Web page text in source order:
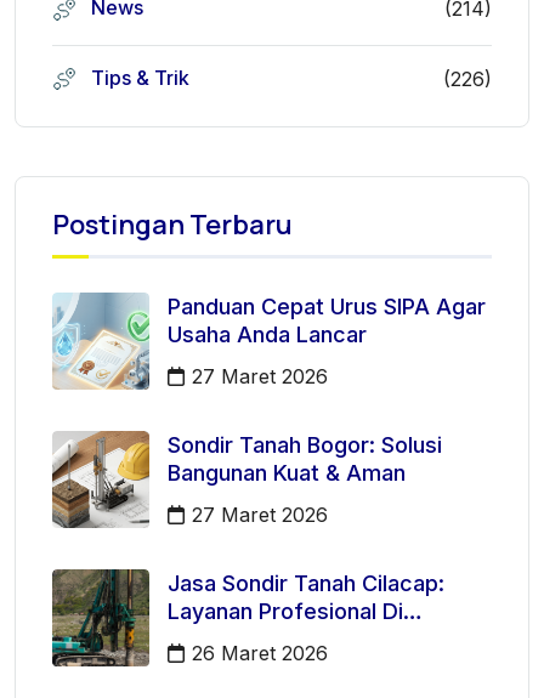
News (214)
Tips & Trik (226)
Postingan Terbaru
Panduan Cepat Urus SIPA Agar
Usaha Anda Lancar
27 Maret 2026
Sondir Tanah Bogor: Solusi
Bangunan Kuat & Aman
27 Maret 2026
Jasa Sondir Tanah Cilacap:
Layanan Profesional Di
Kecamatan Majenang
26 Maret 2026